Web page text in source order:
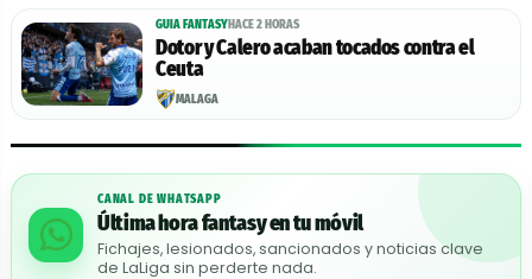
GUIA FANTASYHACE 2 HORAS
Dotor y Calero acaban tocados contra el
Ceuta
MÁLAGA
CANAL DE WHATSAPP
Última hora fantasy en tu móvil
Fichajes, lesionados, sancionados y noticias clave
de LaLiga sin perderte nada.